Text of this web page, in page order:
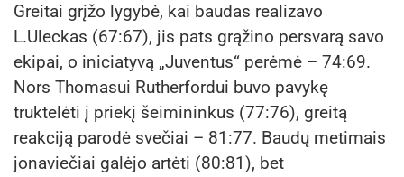
Greitai grįžo lygybė, kai baudas realizavo
L.Uleckas (67:67), jis pats grąžino persvarą savo
ekipai, o iniciatyvą „Juventus“ perėmė – 74:69.
Nors Thomasui Rutherfordui buvo pavykę
truktelėti į priekį šeimininkus (77:76), greitą
reakciją parodė svečiai – 81:77. Baudų metimais
jonaviečiai galėjo artėti (80:81), bet